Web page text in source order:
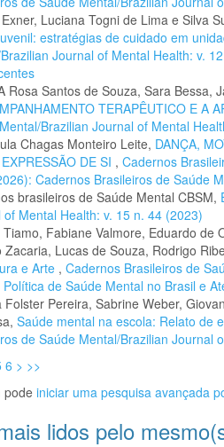
Luciana Togni de Lima e Silva
estratégias de cuidado em
Journal of Mental Health: v.
Rosa Santos de Souza, Sara Bessa,
TERAPÊUTICO E A
Brazilian Journal of Mental
Chagas Monteiro Leite, DANÇA,
DE SI , Cadernos
Cadernos Brasileiros de Saúde
brasileiros de Saúde Mental CBSM,
of Mental Health: v. 15 n. 44 (2023)
Tiamo, Fabiane Valmore, Eduardo de
Zacaria, Lucas de Souza, Rodrigo
e Arte , Cadernos Brasileiros de
de Saúde Mental no Brasil e
Folster Pereira, Sabrine Weber,
Saúde mental na escola: Relato de
de Saúde Mental/Brazilian Journal
6 > >>
pode iniciar uma pesquisa avançada
lidos pelo